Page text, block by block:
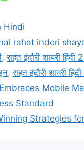
Hindi
rahat indori
,राहत इंदौरी शायरी हिंदी
,राहत इंदौरी शायरी
Mobile
Standard
Strategies